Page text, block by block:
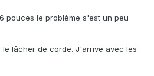
pouces le problème s'est un peu
lâcher de corde. J'arrive avec les